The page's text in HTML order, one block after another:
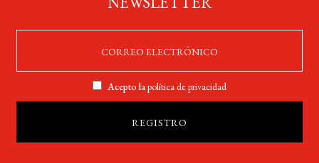
Acepto lapolítica de privacidad